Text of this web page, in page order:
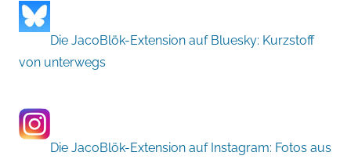
Die JacoBlök-Extension auf Bluesky: Kurzstoff
von unterwegs
Die JacoBlök-Extension auf Instagram: Fotos aus